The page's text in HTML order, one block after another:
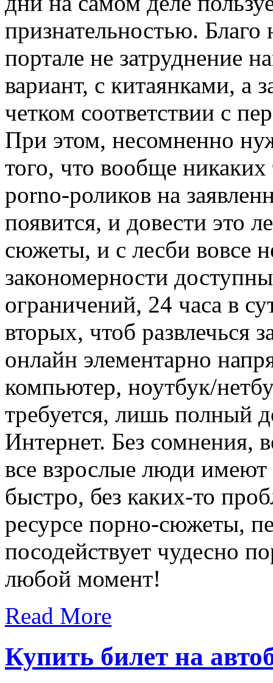
признательностью. Благо
портале не затруднение
вариант, с китаянками, а
четком соответствии с
При этом, несомненно
того, что вообще
porno-роликов на
появится, и довести это
сюжеты, и с лесби вовсе
закономерности
ограничений, 24 часа в
вторых, чтоб развлечься
онлайн элементарно
компьютер, ноутбук/
требуется, лишь полный
Интернет. Без сомнения,
все взрослые люди
быстро, без каких-то
ресурсе порно-сюжеты,
посодействует чудесно
любой момент!
Read More
Купить билет на